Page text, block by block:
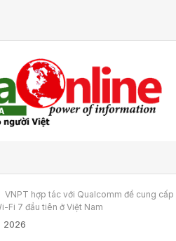
VNPT hợp tác với Qualcomm để cung cấp
Fi 7 đầu tiên ở Việt Nam
2026